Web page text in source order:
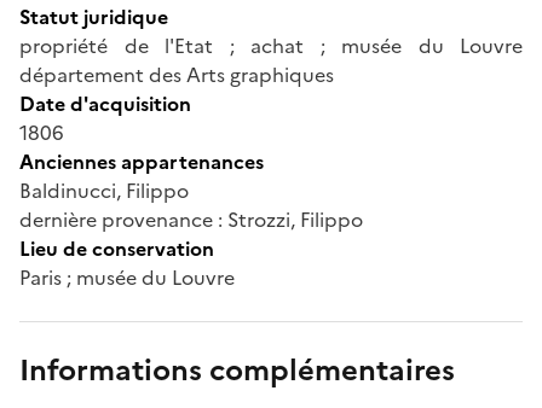
Statut juridique
propriété de l'Etat ; achat ; musée du Louvre
département des Arts graphiques
Date d'acquisition
1806
Anciennes appartenances
Baldinucci, Filippo
dernière provenance : Strozzi, Filippo
Lieu de conservation
Paris ; musée du Louvre
Informations complémentaires